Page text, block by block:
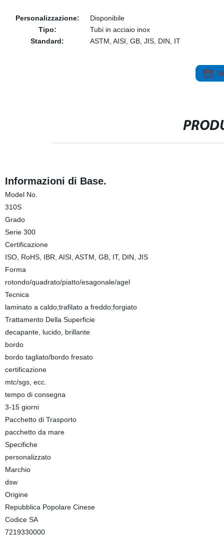
Personalizzazione:
Disponibile
Tipo:
Tubi in acciaio inox
Standard:
ASTM, AISI, GB, JIS, DIN, IT
Informazioni di Base.
Model No.
310S
Grado
Serie 300
Certificazione
ISO, RoHS, IBR, AISI, ASTM, GB, IT, DIN, JIS
Forma
rotondo/quadrato/piatto/esagonale/agel
Tecnica
laminato a caldo;trafilato a freddo;forgiato
Trattamento Della Superficie
decapante, lucido, brillante
bordo
bordo tagliato/bordo fresato
certificazione
mtc/sgs, ecc.
tempo di consegna
3-15 giorni
Pacchetto di Trasporto
pacchetto da mare
Specifiche
personalizzato
Marchio
dsw
Origine
Repubblica Popolare Cinese
Codice SA
7219330000